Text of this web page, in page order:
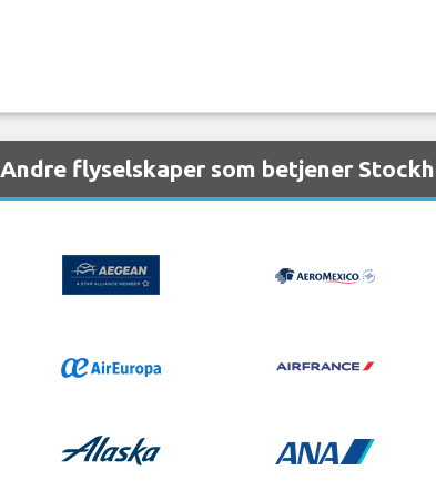
Andre flyselskaper som betjener